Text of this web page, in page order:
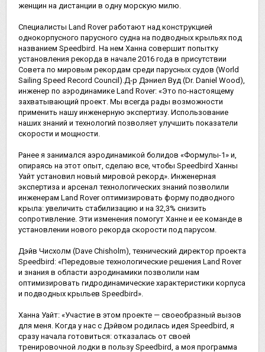
женщин на дистанции в одну морскую милю.
Специалисты Land Rover работают над конструкцией
однокорпусного парусного судна на подводных крыльях под
названием Speedbird. На нем Ханна совершит попытку
установления рекорда в начале 2016 года в присутствии
Совета по мировым рекордам среди парусных судов (World
Sailing Speed Record Council). Д-р Дэниел Вуд (Dr. Daniel Wood),
инженер по аэродинамике Land Rover: «Это по-настоящему
захватывающий проект. Мы всегда рады возможности
применить нашу инженерную экспертизу. Использование
наших знаний и технологий позволяет улучшить показатели
скорости и мощности.
Ранее я занимался аэродинамикой болидов «Формулы-1» и,
опираясь на этот опыт, сделаю все, чтобы Speedbird Ханны
Уайт установил новый мировой рекорд». Инженерная
экспертиза и арсенал технологических знаний позволили
инженерам Land Rover оптимизировать форму подводного
крыла: увеличить стабилизацию и на 32,3% снизить
сопротивление. Эти изменения помогут Ханне и ее команде в
установлении нового рекорда скорости под парусом.
Дэйв Чисхолм (Dave Chisholm), технический директор проекта
Speedbird: «Передовые технологические решения Land Rover
и знания в области аэродинамики позволили нам
оптимизировать гидродинамические характеристики корпуса
и подводных крыльев Speedbird».
Ханна Уайт: «Участие в этом проекте — своеобразный вызов
для меня. Когда у нас с Дэйвом родилась идея Speedbird, я
сразу начала готовиться: отказалась от своей
тренировочной лодки в пользу Speedbird, а моя программа